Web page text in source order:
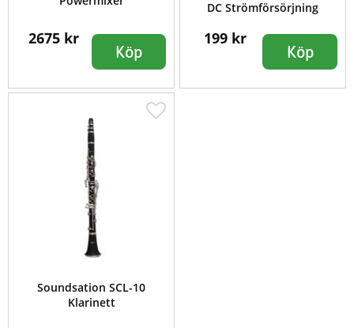
2675 kr
Köp
DC Strömförsörjning
199 kr
Köp
Soundsation SCL-10
Klarinett